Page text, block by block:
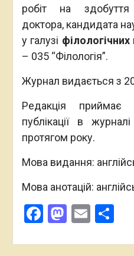
робіт на здобуття
доктора, кандидата
у галузі філологічних
– 035 “Філологія”.
Журнал видається з
Редакція приймає
публікації в
протягом року.
Мова видання:
Мова анотацій:
Facebook
Email